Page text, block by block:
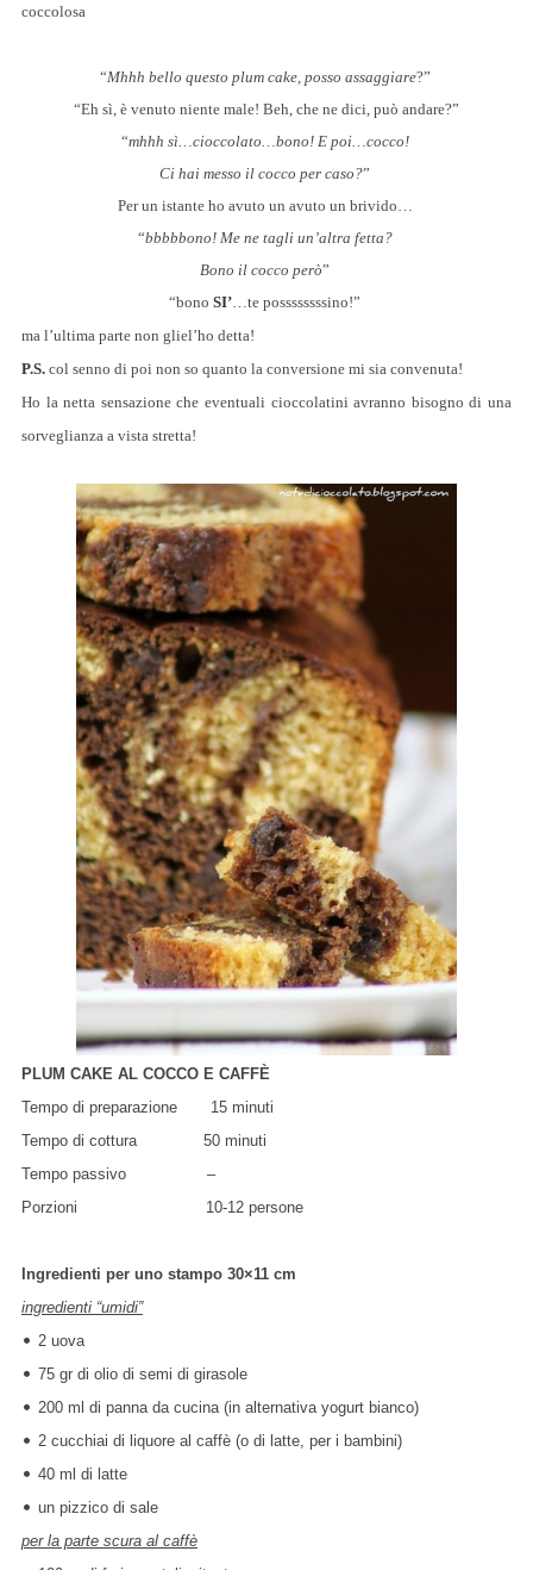
coccolosa
“Mhhh bello questo plum cake, posso assaggiare?”
“Eh sì, è venuto niente male! Beh, che ne dici, può andare?”
“mhhh sì…cioccolato…bono! E poi…cocco!
Ci hai messo il cocco per caso?”
Per un istante ho avuto un avuto un brivido…
“bbbbbono! Me ne tagli un’altra fetta?
Bono il cocco però”
“bono SI’ …te possssssssino!”
ma l’ultima parte non gliel’ho detta!
P.S.col senno di poi non so quanto la conversione mi sia convenuta!
Ho la netta sensazione che eventuali cioccolatini avranno bisogno di una
sorveglianza a vista stretta!
PLUM CAKE AL COCCO E CAFFÈ
Tempo di preparazione 15 minuti
Tempo di cottura 50 minuti
Tempo passivo –
Porzioni 10-12 persone
Ingredienti per uno stampo 30×11 cm
ingredienti “umidi”
• 2 uova
• 75 gr di olio di semi di girasole
• 200 ml di panna da cucina (in alternativa yogurt bianco)
• 2 cucchiai di liquore al caffè (o di latte, per i bambini)
• 40 ml di latte
• un pizzico di sale
per la parte scura al caffè